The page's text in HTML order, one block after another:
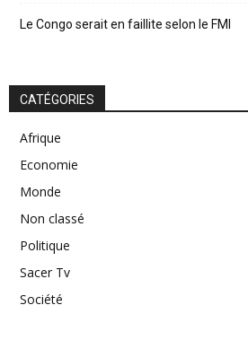
Le Congo serait en faillite selon le FMI
CATÉGORIES
Afrique
Economie
Monde
Non classé
Politique
Sacer Tv
Société